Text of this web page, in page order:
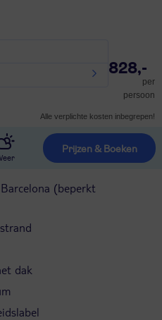
828,-
per
persoon
Alle verplichte kosten inbegrepen!
Prijzen & Boeken
(beperkt
dak